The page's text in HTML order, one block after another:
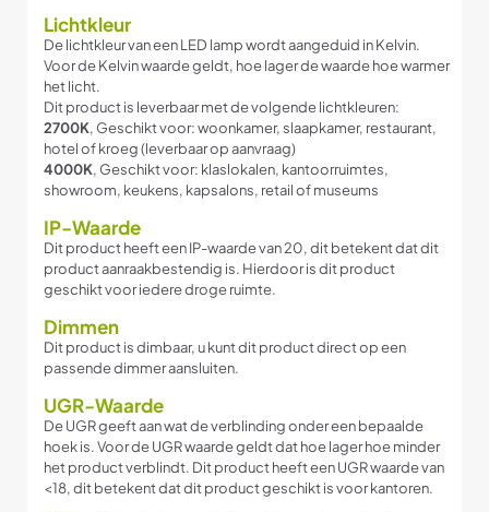
Lichtkleur
De lichtkleur van een LED lamp wordt aangeduid in Kelvin.
Voor de Kelvin waarde geldt, hoe lager de waarde hoe warmer
het licht.
Dit product is leverbaar met de volgende lichtkleuren:
2700K, Geschikt voor: woonkamer, slaapkamer, restaurant,
hotel of kroeg (leverbaar op aanvraag)
4000K, Geschikt voor: klaslokalen, kantoorruimtes,
showroom, keukens, kapsalons, retail of museums
IP-Waarde
Dit product heeft een IP-waarde van 20, dit betekent dat dit
product aanraakbestendig is. Hierdoor is dit product
geschikt voor iedere droge ruimte.
Dimmen
Dit product is dimbaar, u kunt dit product direct op een
passende dimmer aansluiten.
UGR-Waarde
De UGR geeft aan wat de verblinding onder een bepaalde
hoek is. Voor de UGR waarde geldt dat hoe lager hoe minder
het product verblindt. Dit product heeft een UGR waarde van
<18, dit betekent dat dit product geschikt is voor kantoren.